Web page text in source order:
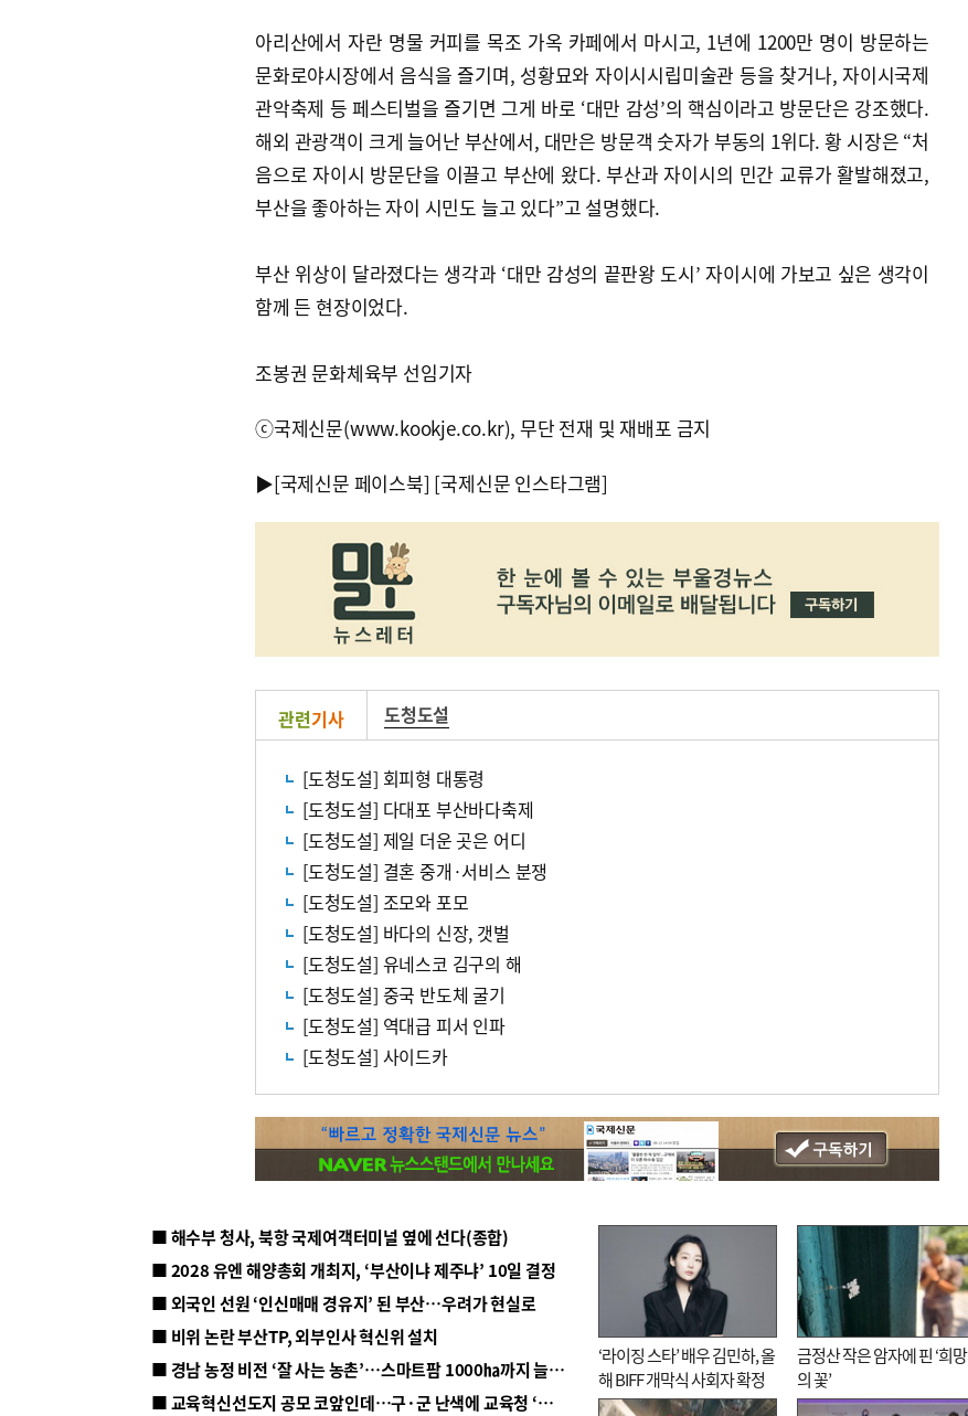
아리산에서 자란 명물 커피를 목조 가옥 카페에서 마시고, 1년에 1200만 명이 방문하는
문화로야시장에서 음식을 즐기며, 성황묘와 자이시시립미술관 등을 찾거나, 자이시국제
관악축제 등 페스티벌을 즐기면 그게 바로 ‘대만 감성’의 핵심이라고 방문단은 강조했다.
해외 관광객이 크게 늘어난 부산에서, 대만은 방문객 숫자가 부동의 1위다. 황 시장은 “처
음으로 자이시 방문단을 이끌고 부산에 왔다. 부산과 자이시의 민간 교류가 활발해졌고,
부산을 좋아하는 자이 시민도 늘고 있다”고 설명했다.
부산 위상이 달라졌다는 생각과 ‘대만 감성의 끝판왕 도시’ 자이시에 가보고 싶은 생각이
함께 든 현장이었다.
조봉권 문화체육부 선임기자
ⓒ국제신문(www.kookje.co.kr), 무단 전재 및 재배포 금지
▶[국제신문 페이스북] [국제신문 인스타그램]
관련기사 도청도설
[도청도설] 회피형 대통령
[도청도설] 다대포 부산바다축제
[도청도설] 제일 더운 곳은 어디
[도청도설] 결혼 중개·서비스 분쟁
[도청도설] 조모와 포모
[도청도설] 바다의 신장, 갯벌
[도청도설] 유네스코 김구의 해
[도청도설] 중국 반도체 굴기
[도청도설] 역대급 피서 인파
[도청도설] 사이드카
■ 해수부 청사, 북항 국제여객터미널 옆에 선다(종합)
■ 2028 유엔 해양총회 개최지, ‘부산이냐 제주냐’ 10일 결정
■ 외국인 선원 ‘인신매매 경유지’ 된 부산…우려가 현실로
■ 비위 논란 부산TP, 외부인사 혁신위 설치
■ 경남 농정 비전 ‘잘 사는 농촌’…스마트팜 1000㏊까지 늘린다
■ 교육혁신선도지 공모 코앞인데…구·군 난색에 교육청 ‘쩔쩔’
‘라이징 스타’ 배우 김민하, 올
해 BIFF 개막식 사회자 확정
금정산 작은 암자에 핀 ‘희망
의 꽃’